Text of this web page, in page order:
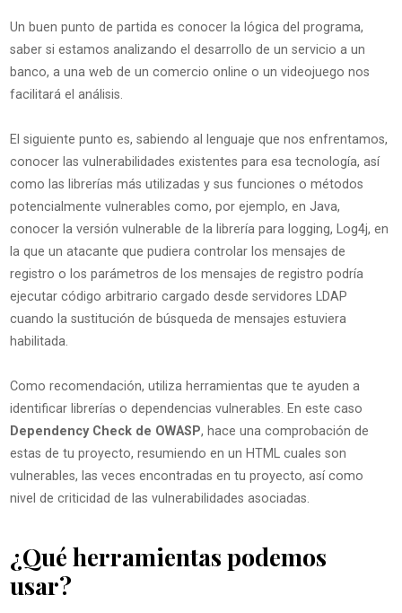
Un buen punto de partida es conocer la lógica del programa,
saber si estamos analizando el desarrollo de un servicio a un
banco, a una web de un comercio online o un videojuego nos
facilitará el análisis.
El siguiente punto es, sabiendo al lenguaje que nos enfrentamos,
conocer las vulnerabilidades existentes para esa tecnología, así
como las librerías más utilizadas y sus funciones o métodos
potencialmente vulnerables como, por ejemplo, en Java,
conocer la versión vulnerable de la librería para logging, Log4j, en
la que un atacante que pudiera controlar los mensajes de
registro o los parámetros de los mensajes de registro podría
ejecutar código arbitrario cargado desde servidores LDAP
cuando la sustitución de búsqueda de mensajes estuviera
habilitada.
Como recomendación, utiliza herramientas que te ayuden a
identificar librerías o dependencias vulnerables. En este caso
Dependency Check de OWASP, hace una comprobación de
estas de tu proyecto, resumiendo en un HTML cuales son
vulnerables, las veces encontradas en tu proyecto, así como
nivel de criticidad de las vulnerabilidades asociadas.
¿Qué herramientas podemos
usar?